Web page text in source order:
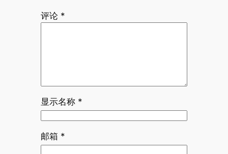
评论 *
显示名称 *
邮箱 *